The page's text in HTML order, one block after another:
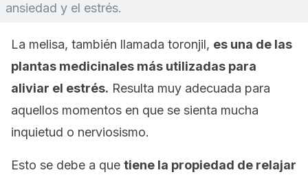
ansiedad y el estrés.
La melisa, también llamada toronjil, es una de las
plantas medicinales más utilizadas para
aliviar el estrés. Resulta muy adecuada para
aquellos momentos en que se sienta mucha
inquietud o nerviosismo.
Esto se debe a que tiene la propiedad de relajar